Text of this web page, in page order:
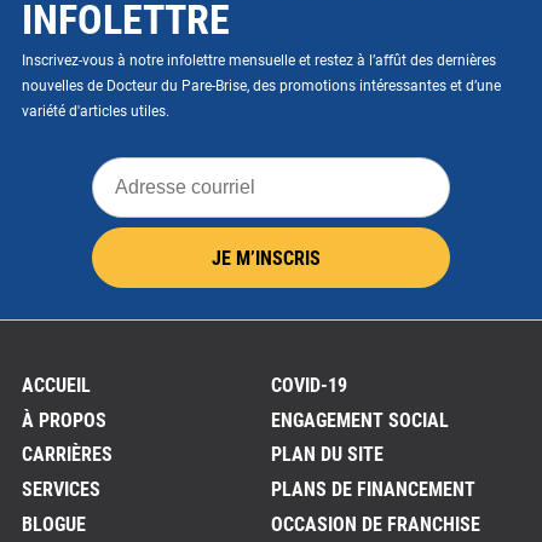
INFOLETTRE
Inscrivez-vous à notre infolettre mensuelle et restez à l’affût des dernières
nouvelles de Docteur du Pare-Brise, des promotions intéressantes et d’une
variété d'articles utiles.
Adresse
courriel
JE M’INSCRIS
ACCUEIL
À PROPOS
CARRIÈRES
SERVICES
BLOGUE
COVID-19
ENGAGEMENT SOCIAL
PLAN DU SITE
PLANS DE FINANCEMENT
OCCASION DE FRANCHISE